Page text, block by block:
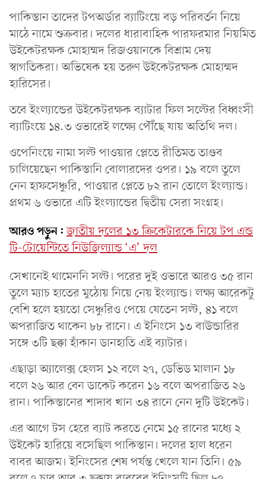
পাকিস্তান তাদের টপঅর্ডার ব্যাটিংয়ে বড় পরিবর্তন নিয়ে
মাঠে নামে শুক্রবার। দলের ধারাবাহিক পারফরমার নিয়মিত
উইকেটরক্ষক মোহাম্মদ রিজওয়ানকে বিশ্রাম দেয়
স্বাগতিকরা। অভিষেক হয় তরুণ উইকেটরক্ষক মোহাম্মদ
হারিসের।
তবে ইংল্যান্ডের উইকেটরক্ষক ব্যাটার ফিল সল্টের বিধ্বংসী
ব্যাটিংয়ে ১৪.৩ ওভারেই লক্ষ্যে পৌঁছে যায় অতিথি দল।
ওপেনিংয়ে নামা সল্ট পাওয়ার প্লেতে রীতিমত তাণ্ডব
চালিয়েছেন পাকিস্তানি বোলারদের ওপর। ১৯ বলে তুলে
নেন হাফসেঞ্চুরি, পাওয়ার প্লেতে ৮২ রান তোলে ইংল্যান্ড।
প্রথম ৬ ওভারে এটি ইংল্যান্ডের দ্বিতীয় সেরা সংগ্রহ।
আরও পড়ুন: জাতীয় দলের ১৩ ক্রিকেটারকে নিয়ে টপ এন্ড
টি-টোয়েন্টিতে নিউজিল্যান্ড ‘এ’ দল
সেখানেই থামেননি সল্ট। পরের দুই ওভারে আরও ৩৫ রান
তুলে ম্যাচ হাতের মুঠোয় নিয়ে নেয় ইংল্যান্ড। লক্ষ্য আরেকটু
বেশি হলে হয়তো সেঞ্চুরিও পেয়ে যেতেন সল্ট, ৪১ বলে
অপরাজিত থাকেন ৮৮ রানে। এ ইনিংসে ১৩ বাউন্ডারির
সঙ্গে ৩টি ছক্কা হাঁকান ডানহাতি এই ব্যাটার।
এছাড়া অ্যালেক্স হেলস ১২ বলে ২৭, ডেভিড মালান ১৮
বলে ২৬ আর বেন ডাকেট করেন ১৬ বলে অপরাজিত ২৬
রান। পাকিস্তানের শাদাব খান ৩৪ রানে নেন দুটি উইকেট।
এর আগে টস হেরে ব্যাট করতে নেমে ১৫ রানের মধ্যে ২
উইকেট হারিয়ে বসেছিল পাকিস্তান। দলের হাল ধরেন
বাবর আজম। ইনিংসের শেষ পর্যন্ত খেলে যান তিনি। ৫৯